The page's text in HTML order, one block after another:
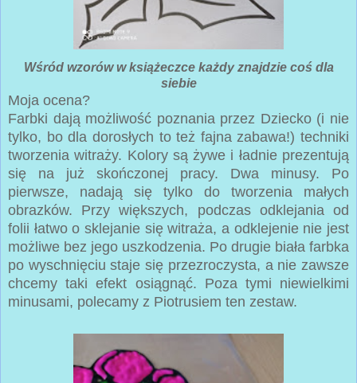
Wśród wzorów w książeczce każdy znajdzie coś dla
siebie
Moja ocena?
Farbki dają możliwość poznania przez Dziecko (i nie
tylko, bo dla dorosłych to też fajna zabawa!) techniki
tworzenia witraży. Kolory są żywe i ładnie prezentują
się na już skończonej pracy. Dwa minusy. Po
pierwsze, nadają się tylko do tworzenia małych
obrazków. Przy większych, podczas odklejania od
folii łatwo o sklejanie się witraża, a odklejenie nie jest
możliwe bez jego uszkodzenia. Po drugie biała farbka
po wyschnięciu staje się przezroczysta, a nie zawsze
chcemy taki efekt osiągnąć. Poza tymi niewielkimi
minusami, polecamy z Piotrusiem ten zestaw.